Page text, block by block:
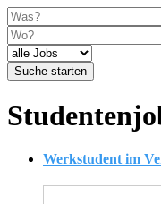
Suche starten
Werkstudent im